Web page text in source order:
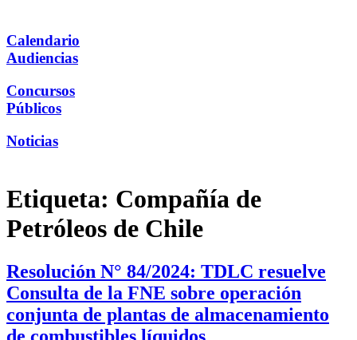
Calendario
Audiencias
Concursos
Públicos
Noticias
Etiqueta: Compañía de
Petróleos de Chile
Resolución N° 84/2024: TDLC resuelve
Consulta de la FNE sobre operación
conjunta de plantas de almacenamiento
de combustibles líquidos